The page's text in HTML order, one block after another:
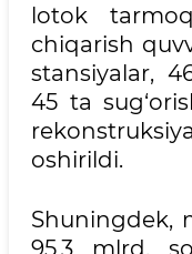
lotok
chiqarish
stansiyalar,
45 ta
oshirildi.
Shuningdek,
95,3 mlrd.